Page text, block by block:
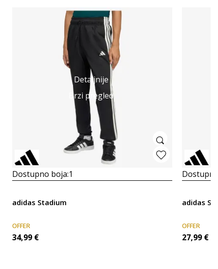
Detaljnije
Brzi pregled
Dostupno boja:1
adidas Stadium
OFFER
34,99 €
adidas
OFFER
27,99 €